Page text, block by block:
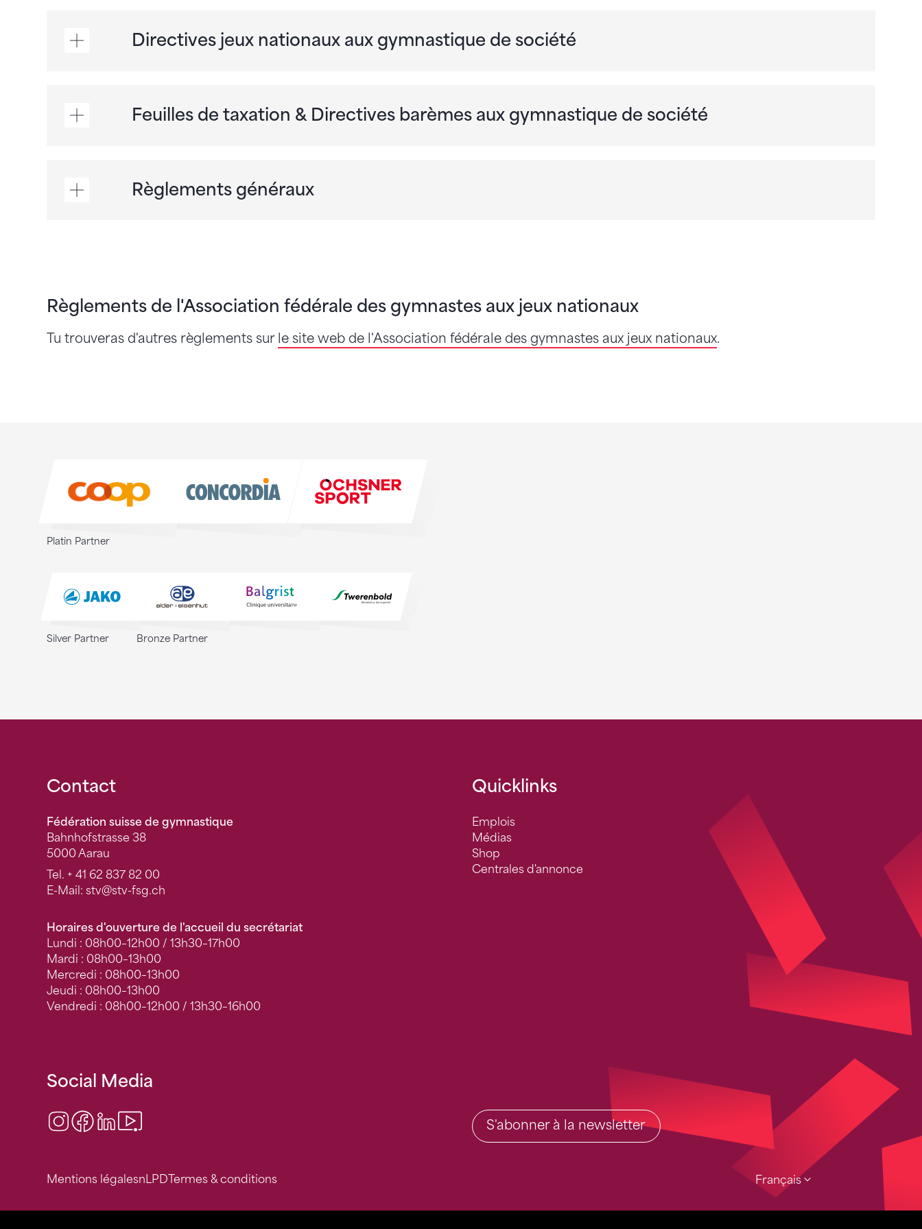
Directives jeux nationaux aux gymnastique de société
Feuilles de taxation & Directives barèmes aux gymnastique de société
Règlements généraux
Règlements de l'Association fédérale des gymnastes aux jeux nationaux
Tu trouveras d'autres règlements sur le site web de l'Association fédérale des gymnastes aux jeux nationaux.
Platin Partner
Silver Partner Bronze Partner
Fusszeile
Contact
Fédération suisse de gymnastique
Bahnhofstrasse 38
5000 Aarau
Tel. + 41 62 837 82 00
E-Mail: stv@stv-fsg.ch
Horaires d'ouverture de l'accueil du secrétariat
Lundi : 08h00–12h00 / 13h30–17h00
Mardi : 08h00–13h00
Mercredi : 08h00–13h00
Jeudi : 08h00–13h00
Vendredi : 08h00–12h00 / 13h30–16h00
Quicklinks
Emplois
Médias
Shop
Centrales d'annonce
Français
Social Media
Instagram
Facebook
LinkedIn S'abonner à la newsletter
Mentions légalesnLPDTermes & conditions